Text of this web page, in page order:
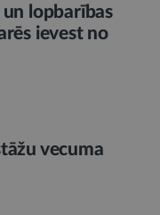
un lopbarības
ievest no
vecuma